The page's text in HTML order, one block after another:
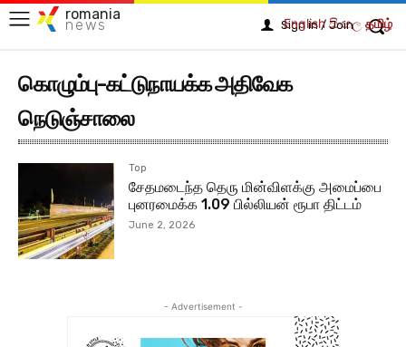
romania
news Sign in / Join
கொழும்பு-கட்டுநாயக்க அதிவேக
நெடுஞ்சாலை
Top
சேதமடைந்த தெரு மின்விளக்கு அமைப்பை
புனரமைக்க 1.09 பில்லியன் ரூபா திட்டம்
June 2, 2026
- Advertisement -
English සිංහල தமிழ்